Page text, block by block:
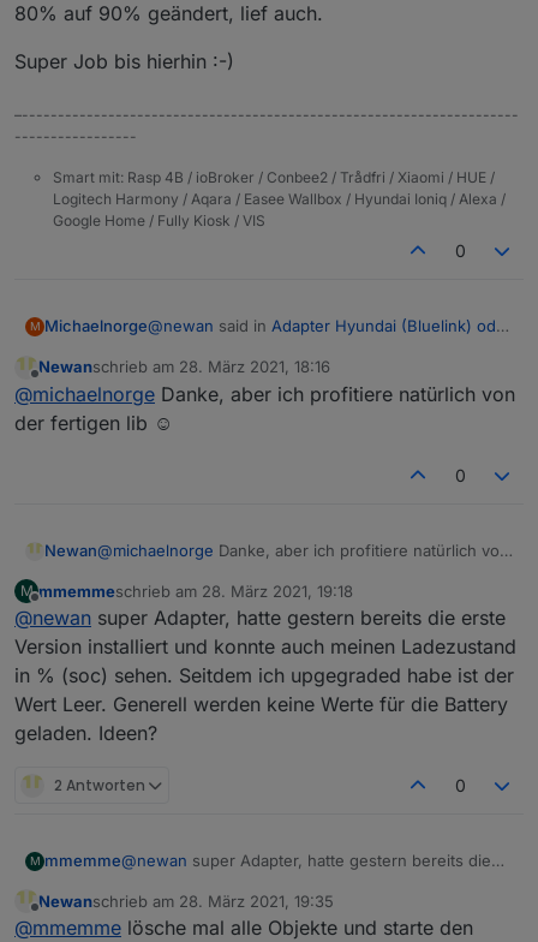
80% auf 90% geändert, lief auch.
Super Job bis hierhin :-)
–---------------------------------------------------------------------
-----------------
Smart mit: Rasp 4B / ioBroker / Conbee2 / Trådfri / Xiaomi / HUE /
Logitech Harmony / Aqara / Easee Wallbox / Hyundai Ioniq / Alexa /
Google Home / Fully Kiosk / VIS
0
M Michaelnorge@newan said in Adapter Hyundai (Bluelink) oder
Hat einer mal clima an/aus getestet und
(Ioniq)
von 80% auf 90% geändert, lief auch.
Offline
Newanschrieb am 28. März 2021, 18:16
zuletzt editiert von
@michaelnorge Danke, aber ich profitiere natürlich von
der fertigen lib ☺️
0
Newan@michaelnorge Danke, aber ich profitiere natürlich von
M mmemmeschrieb am 28. März 2021, 19:18
zuletzt editiert von
@newan super Adapter, hatte gestern bereits die erste
Version installiert und konnte auch meinen Ladezustand
in % (soc) sehen. Seitdem ich upgegraded habe ist der
Wert Leer. Generell werden keine Werte für die Battery
geladen. Ideen?
2 Antworten 0
M mmemme@newan super Adapter, hatte gestern bereits die
Ladezustand in % (soc) sehen. Seitdem ich
upgegraded habe ist der Wert Leer. Generell
Newanschrieb am 28. März 2021, 19:35
zuletzt editiert von
@mmemme lösche mal alle Objekte und starte den